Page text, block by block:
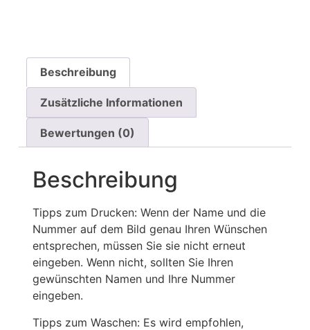
Beschreibung
Zusätzliche Informationen
Bewertungen (0)
Beschreibung
Tipps zum Drucken: Wenn der Name und die
Nummer auf dem Bild genau Ihren Wünschen
entsprechen, müssen Sie sie nicht erneut
eingeben. Wenn nicht, sollten Sie Ihren
gewünschten Namen und Ihre Nummer
eingeben.
Tipps zum Waschen: Es wird empfohlen,